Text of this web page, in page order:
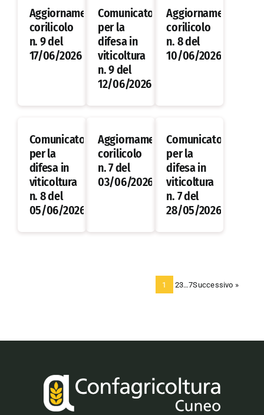
Aggiornamento
corilicolo
n. 9 del
17/06/2026
Comunicato
per la
difesa in
viticoltura
n. 9 del
12/06/2026
Aggiornamento
corilicolo
n. 8 del
10/06/2026
Comunicato
per la
difesa in
viticoltura
n. 8 del
05/06/2026
Aggiornamento
corilicolo
n. 7 del
03/06/2026
Comunicato
per la
difesa in
viticoltura
n. 7 del
28/05/2026
1 23…7Successivo »